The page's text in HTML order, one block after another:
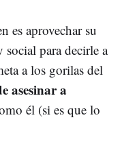
es aprovechar su
para decirle a
a los gorilas del
asesinar a
él (si es que lo